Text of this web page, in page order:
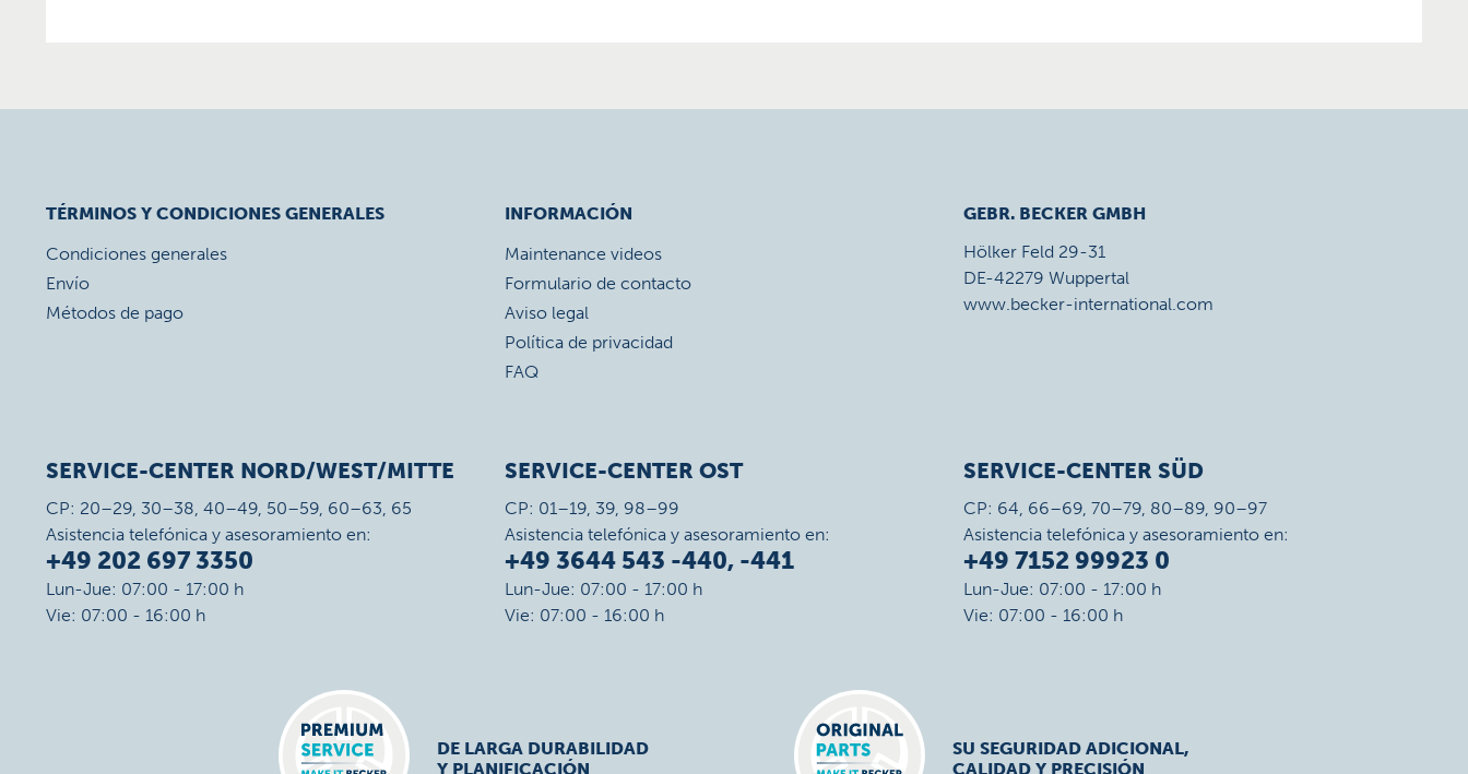
TÉRMINOS Y CONDICIONES GENERALES
Condiciones generales
Envío
Métodos de pago
INFORMACIÓN
Maintenance videos
Formulario de contacto
Aviso legal
Política de privacidad
FAQ
GEBR. BECKER GMBH
Hölker Feld 29-31
DE-42279 Wuppertal
www.becker-international.com
SERVICE-CENTER NORD/WEST/MITTE
CP: 20–29, 30–38, 40–49, 50–59, 60–63, 65
Asistencia telefónica y asesoramiento en:
+49 202 697 3350
Lun-Jue: 07:00 - 17:00 h
Vie: 07:00 - 16:00 h
SERVICE-CENTER OST
CP: 01–19, 39, 98–99
Asistencia telefónica y asesoramiento en:
+49 3644 543 -440, -441
Lun-Jue: 07:00 - 17:00 h
Vie: 07:00 - 16:00 h
SERVICE-CENTER SÜD
CP: 64, 66–69, 70–79, 80–89, 90–97
Asistencia telefónica y asesoramiento en:
+49 7152 99923 0
Lun-Jue: 07:00 - 17:00 h
Vie: 07:00 - 16:00 h
DE LARGA DURABILIDAD
Y PLANIFICACIÓN
SU SEGURIDAD ADICIONAL,
CALIDAD Y PRECISIÓN